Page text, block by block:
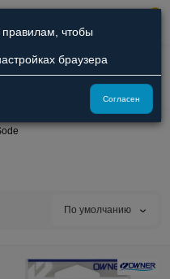
8 (800) 551-09-94
8 (929) 836-66-51
По умолчанию
чтобы
браузера
Согласен